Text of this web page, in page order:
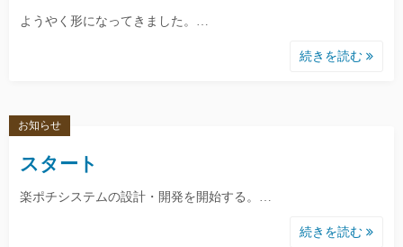
ようやく形になってきました。…
続きを読む
スタート
楽ポチシステムの設計・開発を開始する。…
続きを読む
お知らせ